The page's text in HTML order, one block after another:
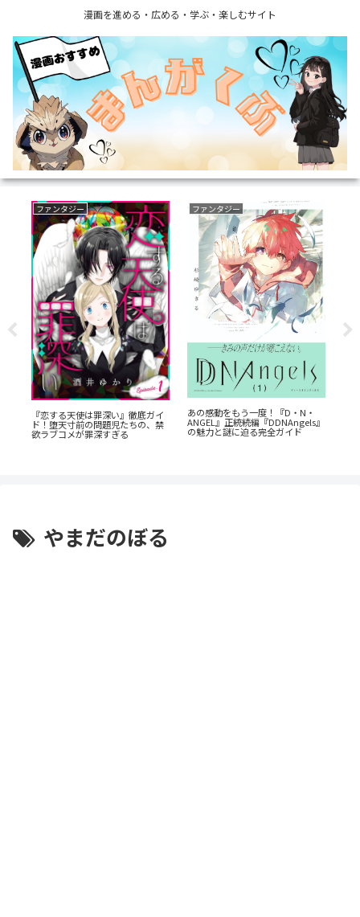
漫画を進める・広める・学ぶ・楽しむサイト
ファンタジー
『恋する天使は罪深い』徹底ガイ
ド！堕天寸前の問題児たちの、禁
欲ラブコメが罪深すぎる
ファンタジー
あの感動をもう一度！『D・N・
ANGEL』正統続編『DDNAngels』
の魅力と謎に迫る完全ガイド
やまだのぼる